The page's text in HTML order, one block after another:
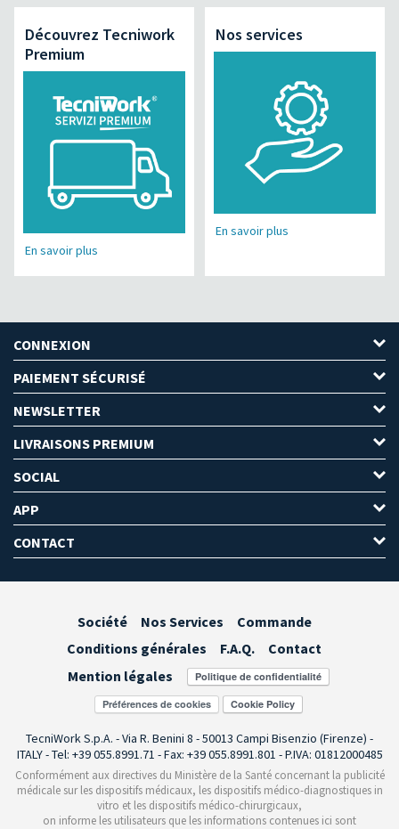
Découvrez Tecniwork
Premium
En savoir plus
Nos services
En savoir plus
CONNEXION
PAIEMENT SÉCURISÉ
NEWSLETTER
LIVRAISONS PREMIUM
SOCIAL
APP
CONTACT
Société Nos Services
Commande
Conditions générales
F.A.Q.
Contact
Mention légales
Préférences de cookies
TecniWork S.p.A. - Via R. Benini 8 - 50013 Campi Bisenzio (Firenze) -
ITALY - Tel: +39 055.8991.71 - Fax: +39 055.8991.801 - P.IVA: 01812000485
Conformément aux directives du Ministère de la Santé concernant la publicité
médicale sur les dispositifs médicaux, les dispositifs médico-diagnostiques in
vitro et les dispositifs médico-chirurgicaux,
on informe les utilisateurs que les informations contenues ici sont